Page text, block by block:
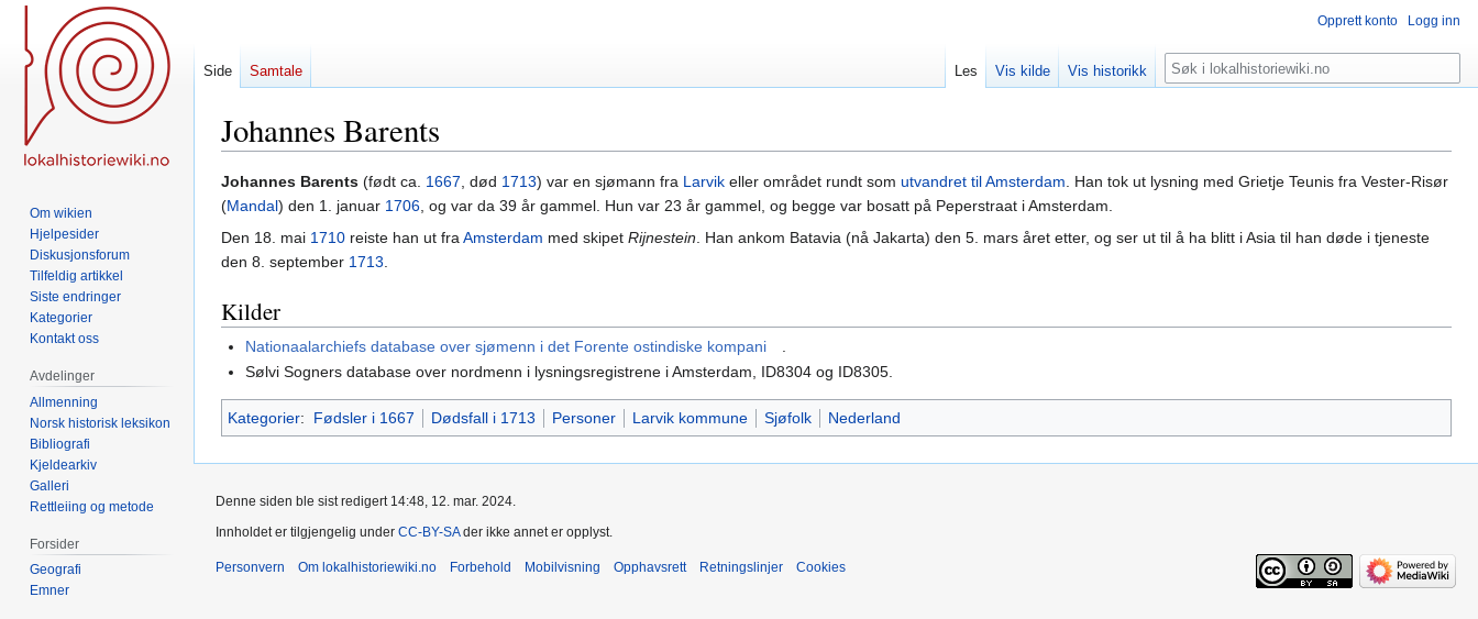
Johannes Barents
Hopp
til
navigering
Hopp
til
søk
Johannes Barents (født ca. 1667, død 1713) var en sjømann fra Larvik eller området rundt som utvandret til Amsterdam. Han tok ut lysning med Grietje Teunis fra Vester-Risør
(Mandal) den 1. januar 1706, og var da 39 år gammel. Hun var 23 år gammel, og begge var bosatt på Peperstraat i Amsterdam.
Den 18. mai 1710 reiste han ut fraAmsterdam med skipet Rijnestein. Han ankom Batavia (nå Jakarta) den 5. mars året etter, og ser ut til å ha blitt i Asia til han døde i tjeneste
den 8. september 1713.
Kilder
Nationaalarchiefs database over sjømenn i det Forente ostindiske kompani
Sølvi Sogners database over nordmenn i lysningsregistrene i Amsterdam, ID8304 og ID8305.
Kategorier: Fødsler i 1667 Dødsfall i 1713 Personer Larvik kommune Sjøfolk Nederland
Opprett konto Logg inn
Side Samtale Les Vis kilde Vis historikk Søk
Om wikien
Hjelpesider
Diskusjonsforum
Tilfeldig artikkel
Siste endringer
Kategorier
Kontakt oss
Avdelinger
Allmenning
Norsk historisk leksikon
Bibliografi
Kjeldearkiv
Galleri
Rettleiing og metode
Forsider
Geografi
Emner
Denne siden ble sist redigert 14:48, 12. mar. 2024.
Innholdet er tilgjengelig under CC-BY-SAder ikke annet er opplyst.
Personvern Om lokalhistoriewiki.no Forbehold Mobilvisning Opphavsrett Retningslinjer Cookies